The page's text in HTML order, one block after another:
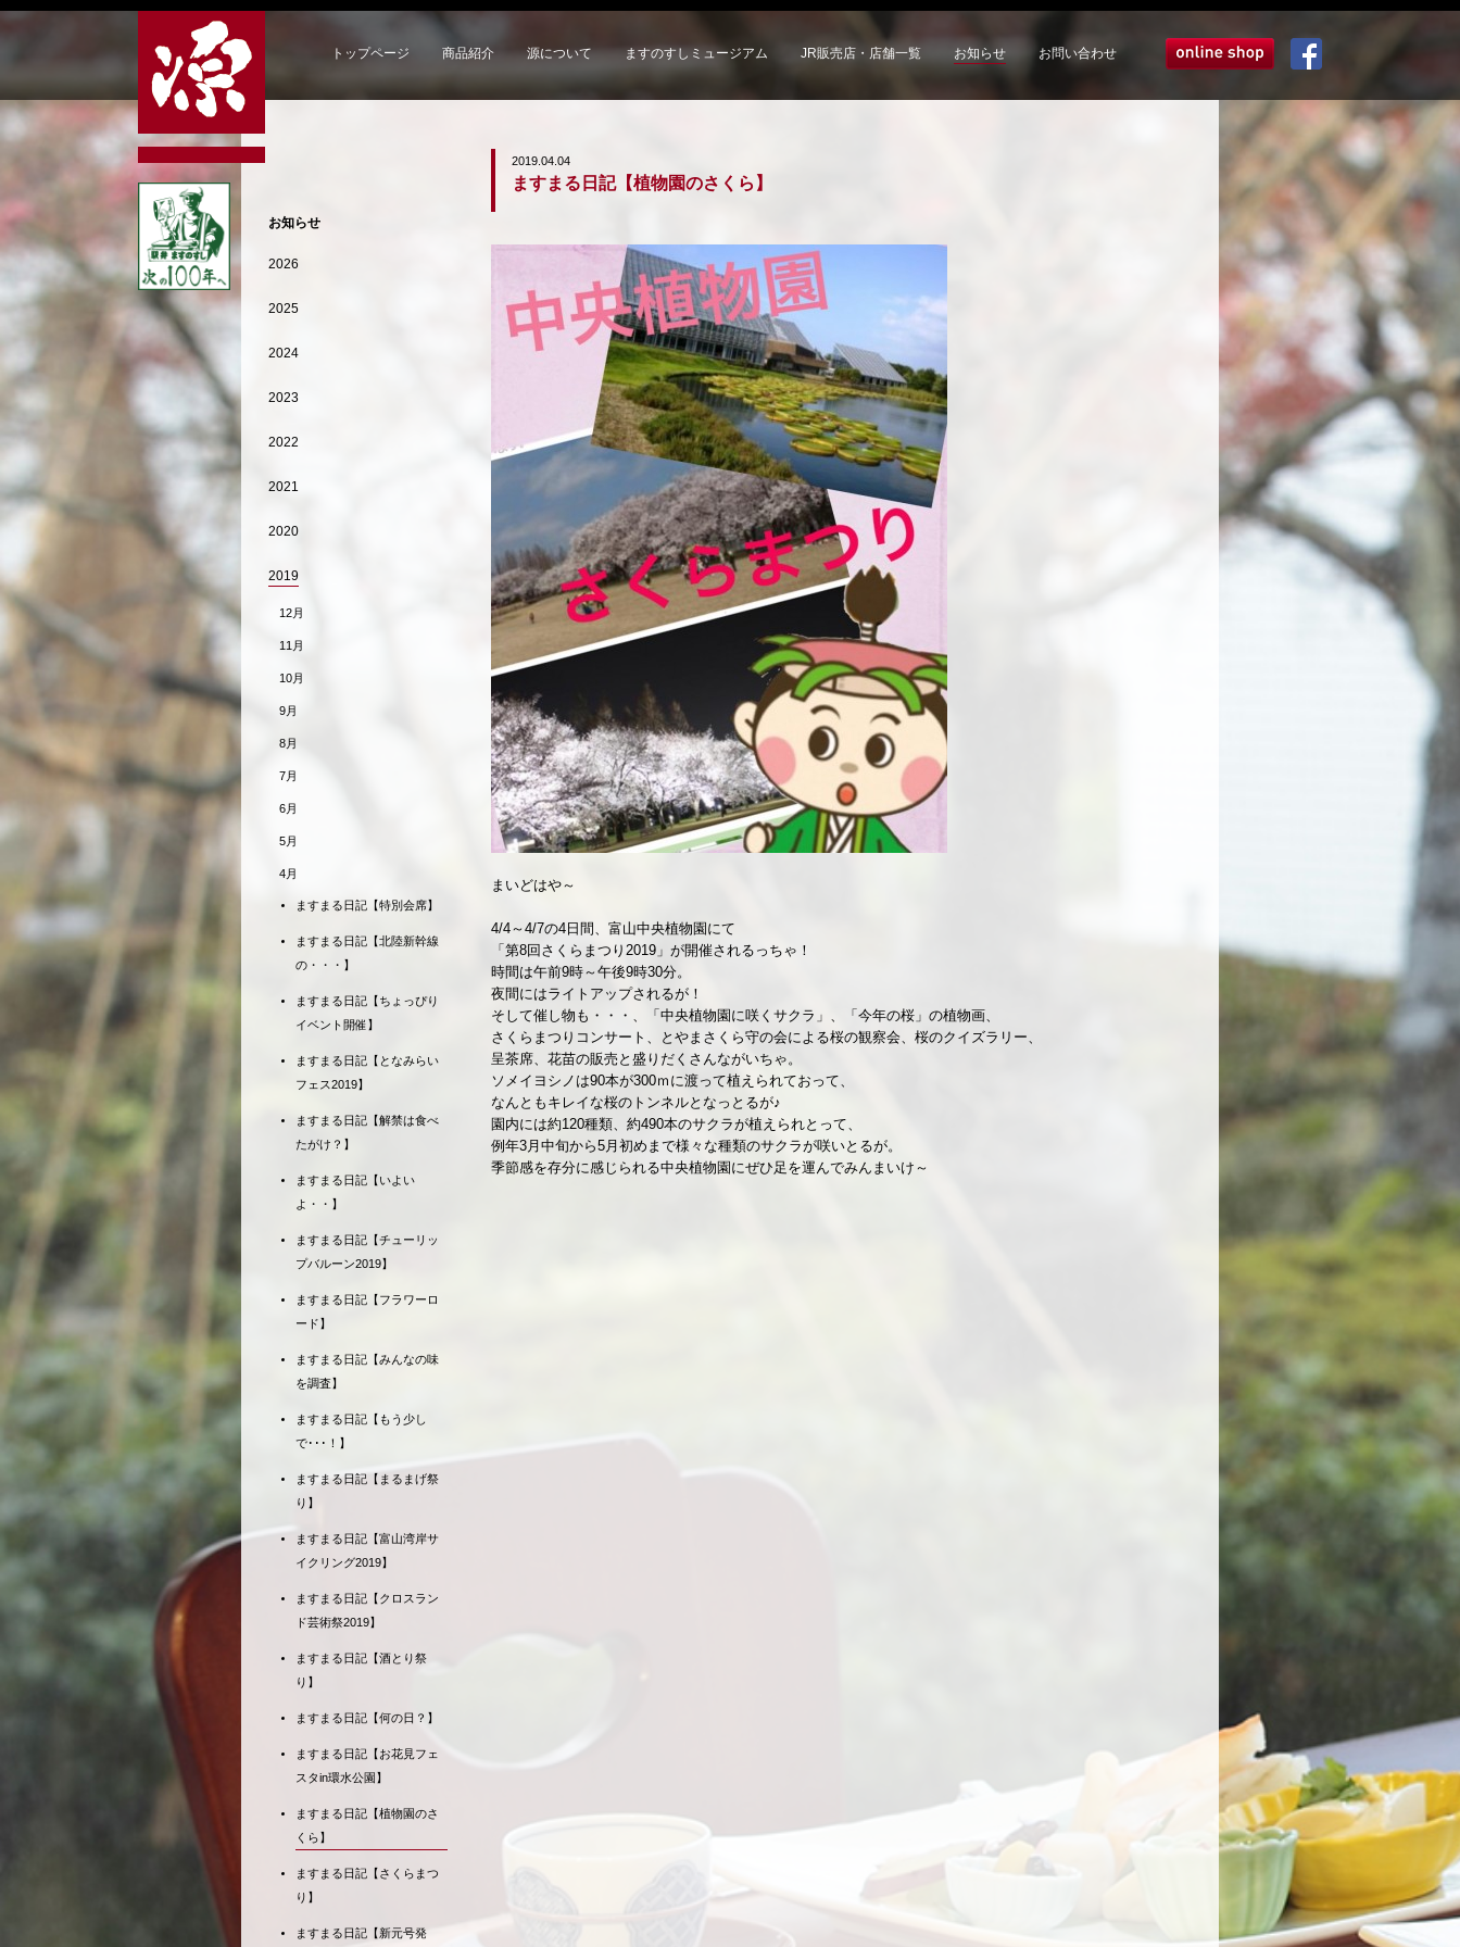
トップページ 商品紹介 源について ますのすしミュージアム JR販売店・店舗一覧 お知らせ お問い合わせ オンラインショップ
2019.04.04
ますまる日記【植物園のさくら】
まいどはや～
4/4～4/7の4日間、富山中央植物園にて
「第8回さくらまつり2019」が開催されるっちゃ！
時間は午前9時～午後9時30分。
夜間にはライトアップされるが！
そして催し物も・・・、「中央植物園に咲くサクラ」、「今年の桜」の植物画、
さくらまつりコンサート、とやまさくら守の会による桜の観察会、桜のクイズラリー、
呈茶席、花苗の販売と盛りだくさんながいちゃ。
ソメイヨシノは90本が300ｍに渡って植えられておって、
なんともキレイな桜のトンネルとなっとるが♪
園内には約120種類、約490本のサクラが植えられとって、
例年3月中旬から5月初めまで様々な種類のサクラが咲いとるが。
季節感を存分に感じられる中央植物園にぜひ足を運んでみんまいけ～
お知らせ
2026
2025
2024
2023
2022
2021
2020
2019
12月
11月
10月
9月
8月
7月
6月
5月
4月
ますまる日記【特別会席】
ますまる日記【北陸新幹線
の・・・】
ますまる日記【ちょっぴり
イベント開催】
ますまる日記【となみらい
フェス2019】
ますまる日記【解禁は食べ
たがけ？】
ますまる日記【いよい
よ・・】
ますまる日記【チューリッ
プバルーン2019】
ますまる日記【フラワーロ
ード】
ますまる日記【みんなの味
を調査】
ますまる日記【もう少し
で･･･！】
ますまる日記【まるまげ祭
り】
ますまる日記【富山湾岸サ
イクリング2019】
ますまる日記【クロスラン
ド芸術祭2019】
ますまる日記【酒とり祭
り】
ますまる日記【何の日？】
ますまる日記【お花見フェ
スタin環水公園】
ますまる日記【植物園のさ
くら】
ますまる日記【さくらまつ
り】
ますまる日記【新元号発